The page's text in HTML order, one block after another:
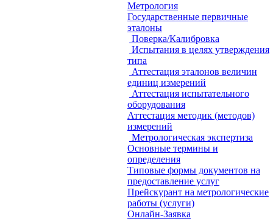
Метрология
Государственные первичные
эталоны
Поверка/Калибровка
Испытания в целях утверждения
типа
Аттестация эталонов величин
единиц измерений
Аттестация испытательного
оборудования
Аттестация методик (методов)
измерений
Метрологическая экспертиза
Основные термины и
определения
Типовые формы документов на
предоставление услуг
Прейскурант на метрологические
работы (услуги)
Онлайн-Заявка